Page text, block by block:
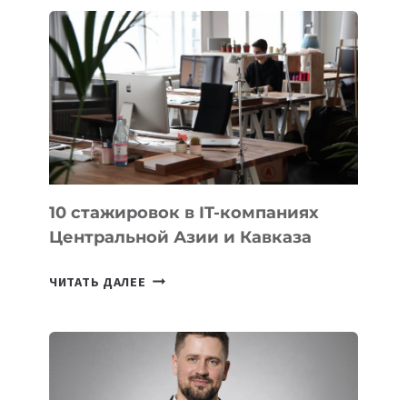
ИСТОРИИ
ЗАВОЕВАЛА
МЕДАЛЬ
НА
МЕЖДУНАРОДНОЙ
ОЛИМПИАДЕ
ПО
ИИ
10 стажировок в IT-компаниях
Центральной Азии и Кавказа
ЧИТАТЬ ДАЛЕЕ 10
КОМПАНИЯХ
ЦЕНТРАЛЬНОЙ